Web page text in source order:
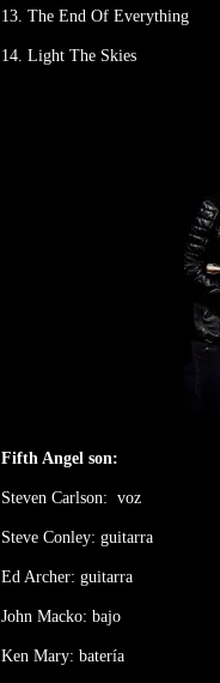
13. The End Of Everything
14. Light The Skies
Fifth Angel son:
Steven Carlson: voz
Steve Conley: guitarra
Ed Archer: guitarra
John Macko: bajo
Ken Mary: batería